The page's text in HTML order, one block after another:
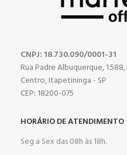
CNPJ: 18.730.090/0001-31
Rua Padre Albuquerque, 1.588,
Centro, Itapetininga - SP
CEP: 18200-075
HORÁRIO DE ATENDIMENTO
Seg a Sex das 08h às 18h.